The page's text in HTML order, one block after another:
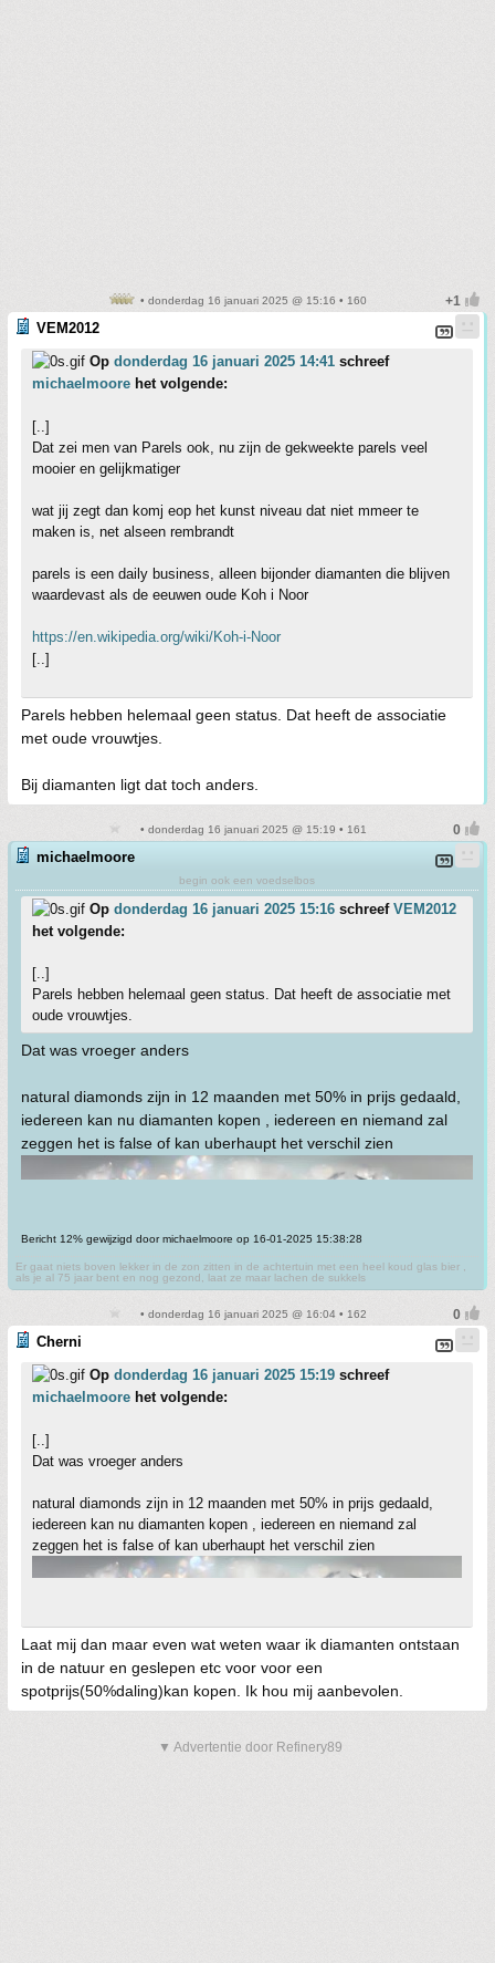
• donderdag 16 januari 2025 @ 15:16 • 160
VEM2012
Op donderdag 16 januari 2025 14:41 schreef
michaelmoore het volgende:
[..]
Dat zei men van Parels ook, nu zijn de gekweekte parels veel
mooier en gelijkmatiger
wat jij zegt dan komj eop het kunst niveau dat niet mmeer te
maken is, net alseen rembrandt
parels is een daily business, alleen bijonder diamanten die blijven
waardevast als de eeuwen oude Koh i Noor
https://en.wikipedia.org/wiki/Koh-i-Noor
[..]
Parels hebben helemaal geen status. Dat heeft de associatie
met oude vrouwtjes.
Bij diamanten ligt dat toch anders.
• donderdag 16 januari 2025 @ 15:19 • 161
michaelmoore
begin ook een voedselbos
Op donderdag 16 januari 2025 15:16 schreef VEM2012
het volgende:
[..]
Parels hebben helemaal geen status. Dat heeft de associatie met
oude vrouwtjes.
Dat was vroeger anders
natural diamonds zijn in 12 maanden met 50% in prijs gedaald,
iedereen kan nu diamanten kopen , iedereen en niemand zal
zeggen het is false of kan uberhaupt het verschil zien
Bericht 12% gewijzigd door michaelmoore op 16-01-2025 15:38:28
Er gaat niets boven lekker in de zon zitten in de achtertuin met een heel koud glas bier ,
als je al 75 jaar bent en nog gezond, laat ze maar lachen de sukkels
• donderdag 16 januari 2025 @ 16:04 • 162
Cherni
Op donderdag 16 januari 2025 15:19 schreef
michaelmoore het volgende:
[..]
Dat was vroeger anders
natural diamonds zijn in 12 maanden met 50% in prijs gedaald,
iedereen kan nu diamanten kopen , iedereen en niemand zal
zeggen het is false of kan uberhaupt het verschil zien
Laat mij dan maar even wat weten waar ik diamanten ontstaan
in de natuur en geslepen etc voor voor een
spotprijs(50%daling)kan kopen. Ik hou mij aanbevolen.
▼ Advertentie door Refinery89